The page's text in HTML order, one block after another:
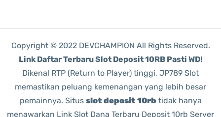
Copyright © 2022 DEVCHAMPION All Rights Reserved.
Link Daftar Terbaru Slot Deposit 10RB Pasti WD!
Dikenal RTP (Return to Player) tinggi, JP789 Slot
memastikan peluang kemenangan yang lebih besar
pemainnya. Situs slot deposit 10rb tidak hanya
menawarkan Link Slot Dana Terbaru Deposit 10rb Server